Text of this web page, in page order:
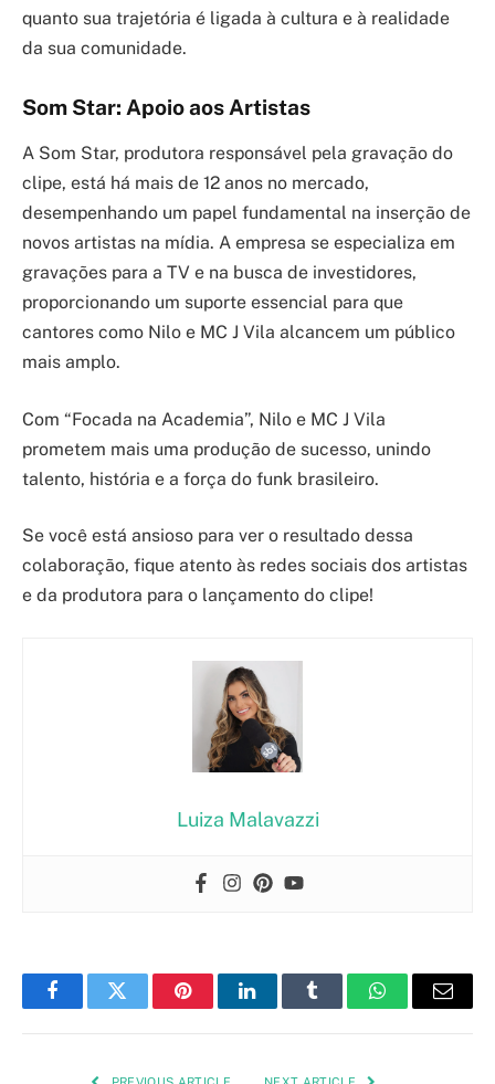
quanto sua trajetória é ligada à cultura e à realidade
da sua comunidade.
Som Star: Apoio aos Artistas
A Som Star, produtora responsável pela gravação do
clipe, está há mais de 12 anos no mercado,
desempenhando um papel fundamental na inserção de
novos artistas na mídia. A empresa se especializa em
gravações para a TV e na busca de investidores,
proporcionando um suporte essencial para que
cantores como Nilo e MC J Vila alcancem um público
mais amplo.
Com “Focada na Academia”, Nilo e MC J Vila
prometem mais uma produção de sucesso, unindo
talento, história e a força do funk brasileiro.
Se você está ansioso para ver o resultado dessa
colaboração, fique atento às redes sociais dos artistas
e da produtora para o lançamento do clipe!
Luiza Malavazzi
FacebookTwitter PinterestLinkedInTumblr WhatsAppEmail